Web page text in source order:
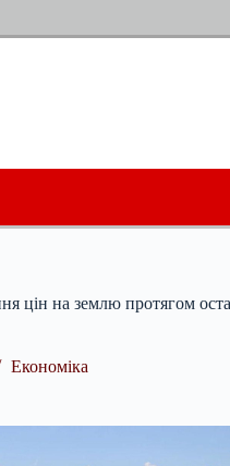
цін на землю протягом
Економіка